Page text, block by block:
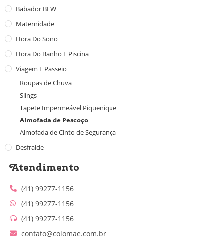
Babador BLW
Maternidade
Hora Do Sono
Hora Do Banho E Piscina
Viagem E Passeio
Roupas de Chuva
Slings
Tapete Impermeável Piquenique
Almofada de Pescoço
Almofada de Cinto de Segurança
Desfralde
Atendimento
(41) 99277-1156
(41) 99277-1156
(41) 99277-1156
contato@colomae.com.br